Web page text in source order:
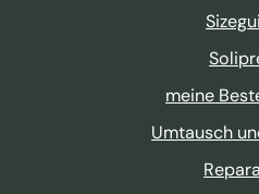
meine
Umtausch